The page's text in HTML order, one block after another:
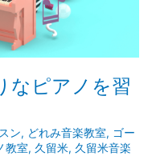
なピアノを習
ン, どれみ音楽教室, ゴー
教室, 久留米, 久留米音楽